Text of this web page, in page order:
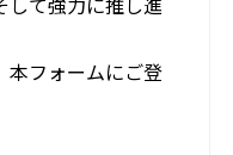
本フォームにご登